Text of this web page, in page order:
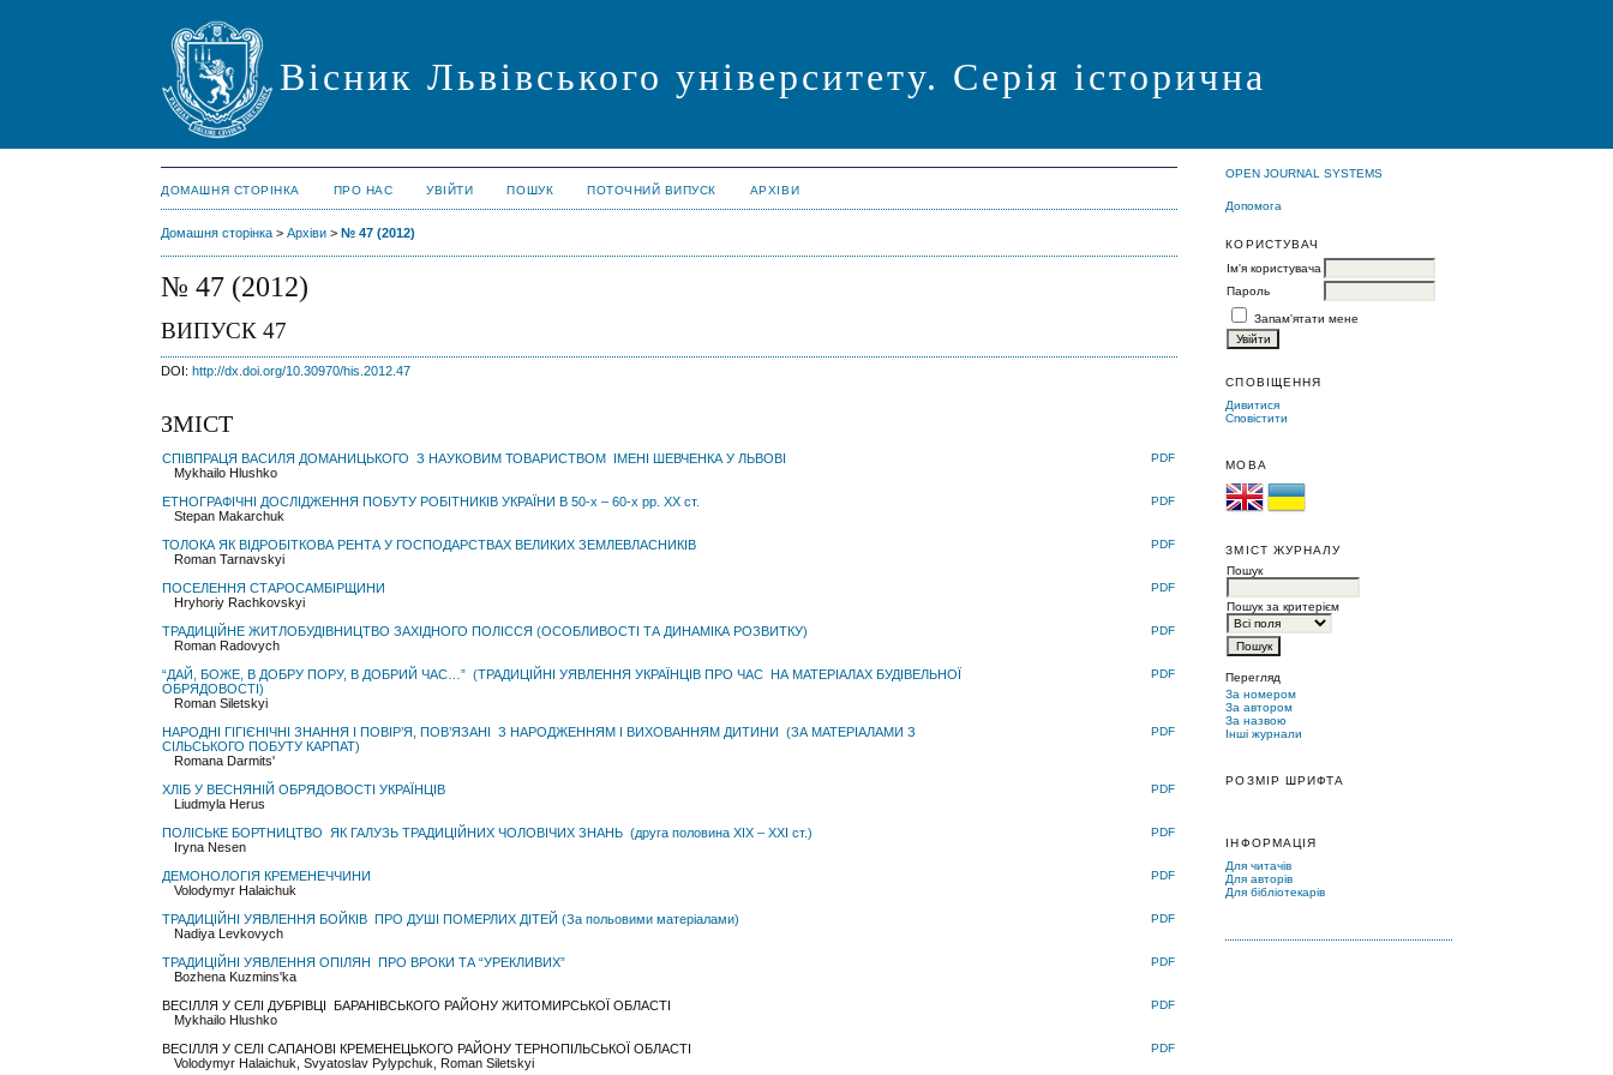
Вісник Львівського університету. Серія історична
OPEN JOURNAL SYSTEMS
Допомога
КОРИСТУВАЧ
Ім'я користувача
Пароль
Запам'ятати мене
СПОВІЩЕННЯ
Дивитися
Сповістити
МОВА
ЗМІСТ ЖУРНАЛУ
Пошук
Пошук за критерієм
Перегляд
За номером
За автором
За назвою
Інші журнали
РОЗМІР ШРИФТА
ІНФОРМАЦІЯ
Для читачів
Для авторів
Для бібліотекарів
ДОМАШНЯ СТОРІНКА ПРО НАС УВІЙТИ ПОШУК ПОТОЧНИЙ ВИПУСК АРХІВИ
Домашня сторінка >Архіви >№ 47 (2012)
№ 47 (2012)
ВИПУСК 47
DOI: http://dx.doi.org/10.30970/his.2012.47
ЗМІСТ
СПІВПРАЦЯ ВАСИЛЯ ДОМАНИЦЬКОГО З НАУКОВИМ ТОВАРИСТВОМ ІМЕНІ ШЕВЧЕНКА У ЛЬВОВІ
Mykhailo Hlushko
PDF
ЕТНОГРАФІЧНІ ДОСЛІДЖЕННЯ ПОБУТУ РОБІТНИКІВ УКРАЇНИ В 50-х – 60-х рр. ХХ ст.
Stepan Makarchuk
PDF
ТОЛОКА ЯК ВІДРОБІТКОВА РЕНТА У ГОСПОДАРСТВАХ ВЕЛИКИХ ЗЕМЛЕВЛАСНИКІВ
Roman Tarnavskyi
PDF
ПОСЕЛЕННЯ СТАРОСАМБІРЩИНИ
Hryhoriy Rachkovskyi
PDF
ТРАДИЦІЙНЕ ЖИТЛОБУДІВНИЦТВО ЗАХІДНОГО ПОЛІССЯ (ОСОБЛИВОСТІ ТА ДИНАМІКА РОЗВИТКУ)
Roman Radovych
PDF
“ДАЙ, БОЖЕ, В ДОБРУ ПОРУ, В ДОБРИЙ ЧАС…” (ТРАДИЦІЙНІ УЯВЛЕННЯ УКРАЇНЦІВ ПРО ЧАС НА МАТЕРІАЛАХ БУДІВЕЛЬНОЇ
ОБРЯДОВОСТІ)
Roman Siletskyi
PDF
НАРОДНІ ГІГІЄНІЧНІ ЗНАННЯ І ПОВІР’Я, ПОВ’ЯЗАНІ З НАРОДЖЕННЯМ І ВИХОВАННЯМ ДИТИНИ (ЗА МАТЕРІАЛАМИ З
СІЛЬСЬКОГО ПОБУТУ КАРПАТ)
Romana Darmits'
PDF
ХЛІБ У ВЕСНЯНІЙ ОБРЯДОВОСТІ УКРАЇНЦІВ
Liudmyla Herus
PDF
ПОЛІСЬКЕ БОРТНИЦТВО ЯК ГАЛУЗЬ ТРАДИЦІЙНИХ ЧОЛОВІЧИХ ЗНАНЬ (друга половина ХІХ – ХХІ ст.)
Iryna Nesen
PDF
ДЕМОНОЛОГІЯ КРЕМЕНЕЧЧИНИ
Volodymyr Halaichuk
PDF
ТРАДИЦІЙНІ УЯВЛЕННЯ БОЙКІВ ПРО ДУШІ ПОМЕРЛИХ ДІТЕЙ (За польовими матеріалами)
Nadiya Levkovych
PDF
ТРАДИЦІЙНІ УЯВЛЕННЯ ОПІЛЯН ПРО ВРОКИ ТА “УРЕКЛИВИХ”
Bozhena Kuzmins'ka
PDF
ВЕСІЛЛЯ У СЕЛІ ДУБРІВЦІ БАРАНІВСЬКОГО РАЙОНУ ЖИТОМИРСЬКОЇ ОБЛАСТІ
Mykhailo Hlushko
PDF
ВЕСІЛЛЯ У СЕЛІ САПАНОВІ КРЕМЕНЕЦЬКОГО РАЙОНУ ТЕРНОПІЛЬСЬКОЇ ОБЛАСТІ
Volodymyr Halaichuk, Svyatoslav Pylypchuk, Roman Siletskyi
PDF